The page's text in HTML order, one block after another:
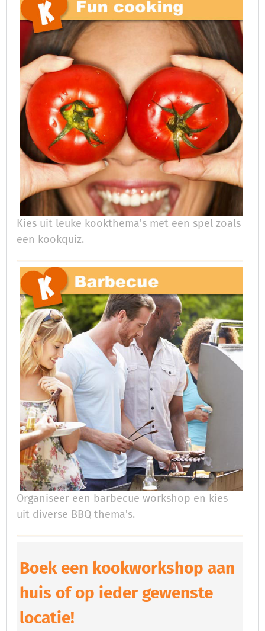
Kies uit leuke kookthema's met een spel zoals
een kookquiz.
Organiseer een barbecue workshop en kies
uit diverse BBQ thema's.
Boek een kookworkshop aan
huis of op ieder gewenste
locatie!